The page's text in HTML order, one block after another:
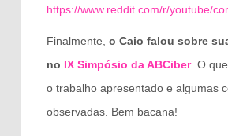
https://www.reddit.com/r/youtube/
Finalmente, o Caio falou sobre
no IX Simpósio da ABCiber. O
o trabalho apresentado e algumas
observadas. Bem bacana!